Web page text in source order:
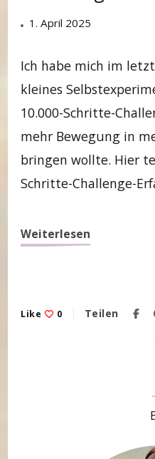
1. April 2025
Ich habe mich im
kleines
10.000-Schritte-
mehr Bewegung in
bringen wollte. Hier
Schritte-Challenge-
Weiterlesen
Like 0 Teilen